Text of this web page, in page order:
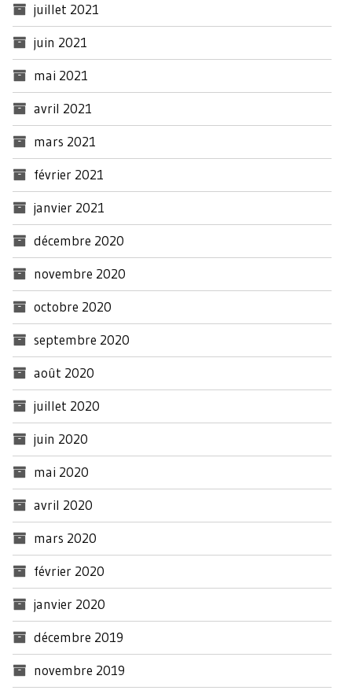
juillet 2021
juin 2021
mai 2021
avril 2021
mars 2021
février 2021
janvier 2021
décembre 2020
novembre 2020
octobre 2020
septembre 2020
août 2020
juillet 2020
juin 2020
mai 2020
avril 2020
mars 2020
février 2020
janvier 2020
décembre 2019
novembre 2019